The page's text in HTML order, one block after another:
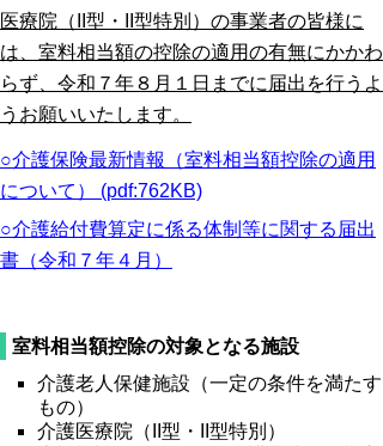
医療院（ 型・
型特別）の事業者の皆様に
は、 室料相当額の控除の適用の有無にかかわ
らず、令和７年８月１日までに 届出を行うよ
うお願いいたします。
○介護保険最新情報（室料相当額控除の適用
について） (pdf:762KB)
○介護給付費算定に係る体制等に関する届出
書（令和７年４月）
室料相当額控除の対象となる施設
介護老人保健施設（一定の条件を満たす
もの）
介護医療院（ II型・ II型特別）